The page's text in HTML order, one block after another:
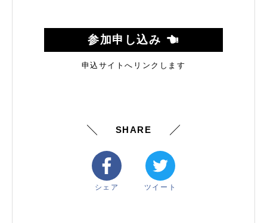
参加申し込み
申込サイトへリンクします
SHARE
シェア ツイート